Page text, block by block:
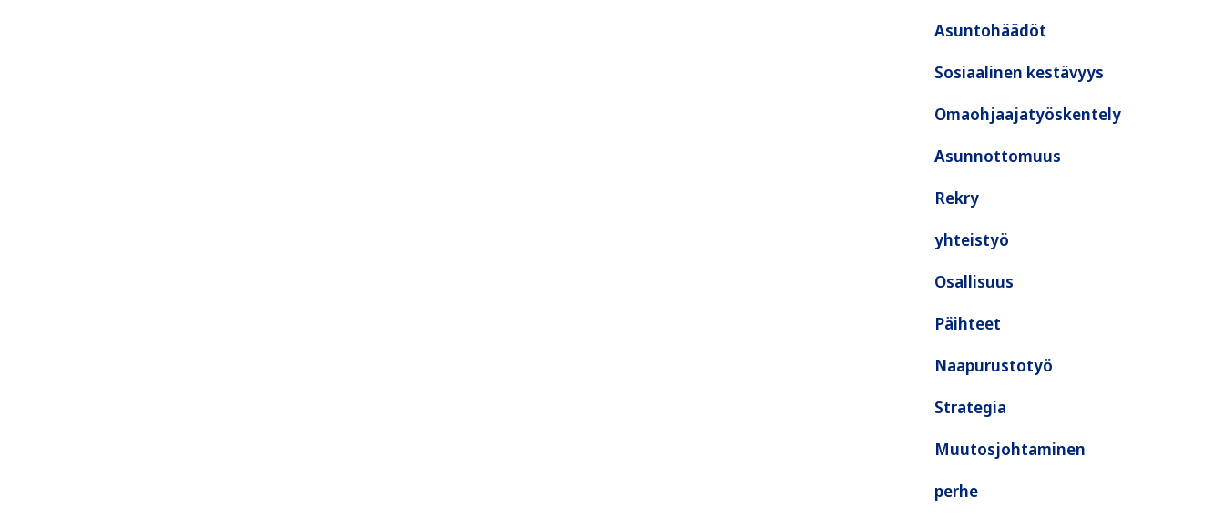
Asuntohäädöt
Sosiaalinen kestävyys
Omaohjaajatyöskentely
Asunnottomuus
Rekry
yhteistyö
Osallisuus
Päihteet
Naapurustotyö
Strategia
Muutosjohtaminen
perhe